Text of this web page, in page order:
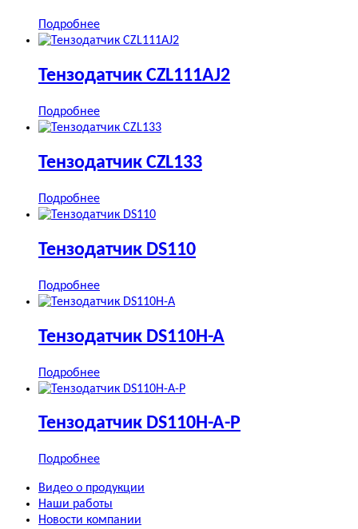
Подробнее
Тензодатчик CZL111AJ2
Подробнее
Тензодатчик CZL133
Подробнее
Тензодатчик DS110
Подробнее
Тензодатчик DS110H-A
Подробнее
Тензодатчик DS110H-A-P
Подробнее
Видео о продукции
Наши работы
Новости компании